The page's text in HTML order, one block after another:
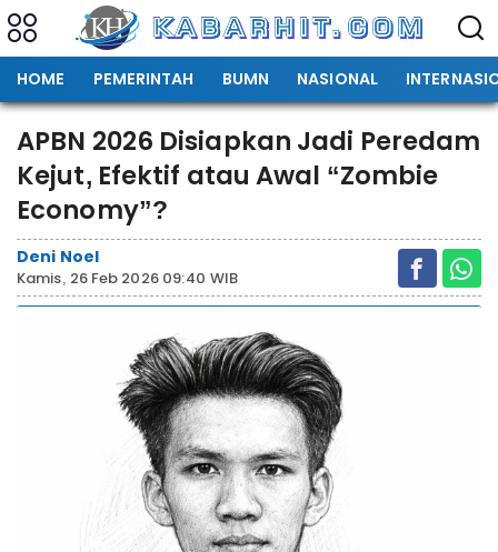
HOME PEMERINTAH BUMN NASIONAL
APBN 2026 Disiapkan Jadi Peredam
Kejut, Efektif atau Awal “Zombie
Economy”?
Deni Noel
Kamis, 26 Feb 2026 09:40 WIB